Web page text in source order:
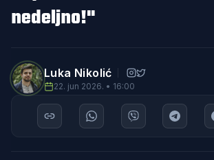
nedeljno!"
Luka Nikolić
22. jun 2026. • 16:00